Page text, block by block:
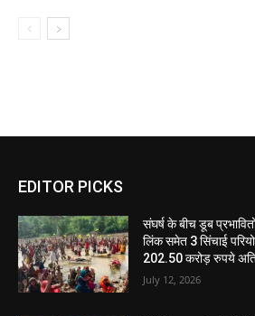
EDITOR PICKS
संघर्ष के बीच डूब
लिंक समेत 3 सिंचाई
202.50 करोड़ रुपये
July 12, 2026